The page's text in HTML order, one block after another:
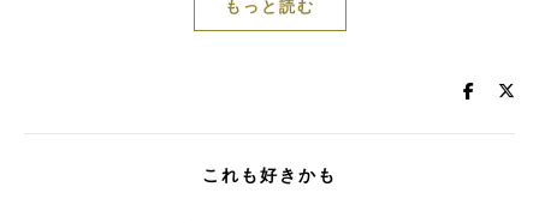
もっと読む
これも好きかも